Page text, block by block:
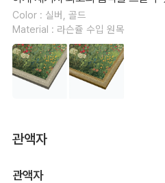
Color : 실버, 골드
Material : 라슨쥴 수입 원목
관액자
관액자